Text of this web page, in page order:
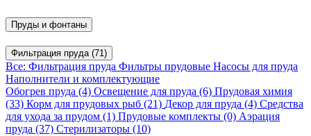
Пруды и фонтаны
Фильтрация пруда (71)
Все: Фильтрация пруда Фильтры прудовые Насосы для пруда
Наполнители и комплектующие
Обогрев пруда (4) Освещение для пруда (6) Прудовая химия
(33) Корм для прудовых рыб (21) Декор для пруда (4) Средства
для ухода за прудом (1) Прудовые комплекты (0) Аэрация
пруда (37) Стерилизаторы (10)